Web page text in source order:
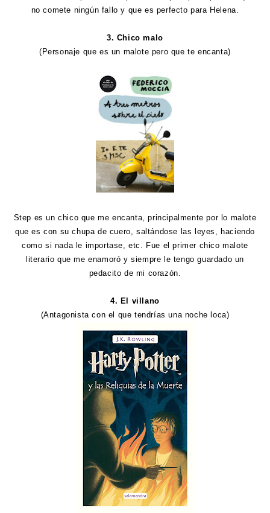
no comete ningún fallo y que es perfecto para Helena.
3. Chico malo
(Personaje que es un malote pero que te encanta)
Step es un chico que me encanta, principalmente por lo malote
que es con su chupa de cuero, saltándose las leyes, haciendo
como si nada le importase, etc. Fue el primer chico malote
literario que me enamoró y siempre le tengo guardado un
pedacito de mi corazón.
4. El villano
(Antagonista con el que tendrías una noche loca)